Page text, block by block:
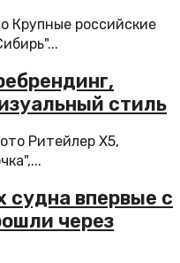
Крупные российские
стиль
Ритейлер X5,
судна впервые с
через